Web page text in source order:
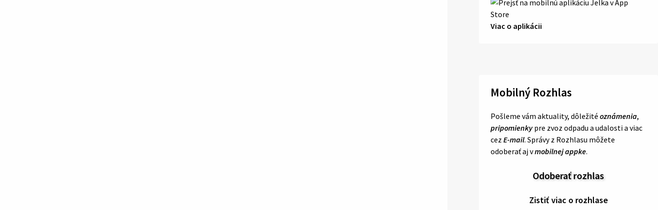
Viac o aplikácii
Mobilný Rozhlas
Pošleme vám aktuality, dôležité oznámenia,
pripomienky pre zvoz odpadu a udalosti a viac
cez E-mail. Správy z Rozhlasu môžete
odoberať aj vmobilnej appke.
Odoberať rozhlas
Zistiť viac o rozhlase